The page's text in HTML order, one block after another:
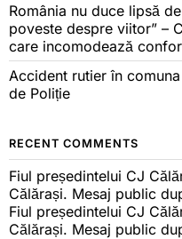
România nu duce lipsă
poveste despre viitor” –
care incomodează
Accident rutier în
de Poliție
RECENT COMMENTS
Fiul președintelui CJ
Călărași. Mesaj public
Fiul președintelui CJ
Călărași. Mesaj public